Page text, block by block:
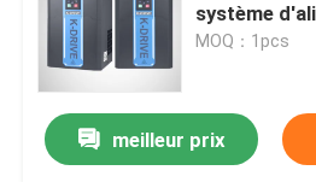
Vidéos
A propos de nous
Visite d'usine
système
MOQ：1pcs
meilleur prix